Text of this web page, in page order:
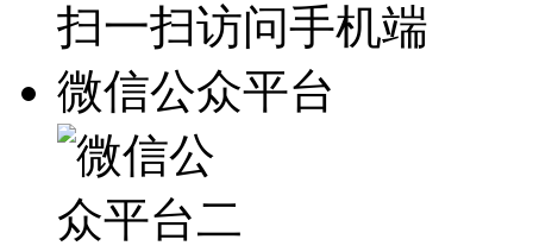
扫一扫访问手机端
微信公众平台